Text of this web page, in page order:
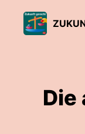
Die